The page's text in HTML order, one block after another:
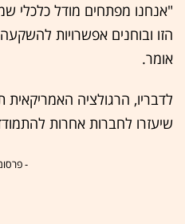
"אנחנו מפתחים מודל כלכלי
הזו ובוחנים אפשרויות
אומר.
לדבריו, הרגולציה
שיעזרו לחברות אחרות
-